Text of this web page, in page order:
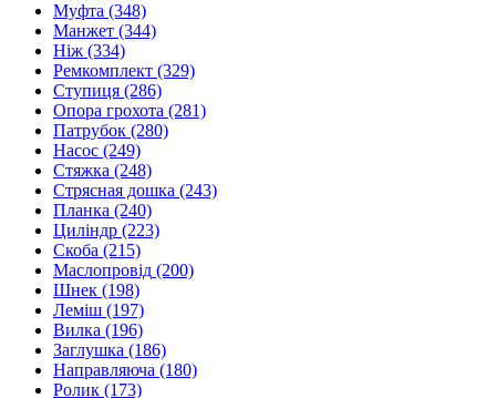
Муфта (348)
Манжет (344)
Ніж (334)
Ремкомплект (329)
Ступиця (286)
Опора грохота (281)
Патрубок (280)
Насос (249)
Стяжка (248)
Стрясная дошка (243)
Планка (240)
Циліндр (223)
Скоба (215)
Маслопровід (200)
Шнек (198)
Леміш (197)
Вилка (196)
Заглушка (186)
Направляюча (180)
Ролик (173)